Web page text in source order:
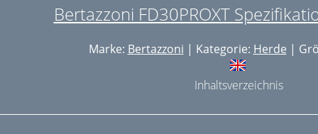
Bertazzoni FD30PROXT
Marke: Bertazzoni | Kategorie: Herde |
Inhaltsverzeichnis